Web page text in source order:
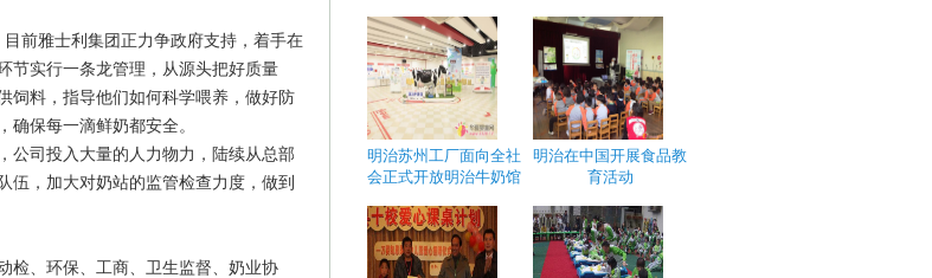
前雅士利集团正力争政府支持，着手在
节实行一条龙管理，从源头把好质量
饲料，指导他们如何科学喂养，做好防
保每一滴鲜奶都安全。
司投入大量的人力物力，陆续从总部
伍，加大对奶站的监管检查力度，做到
、环保、工商、卫生监督、奶业协
明治苏州工厂面向全社
会正式开放明治牛奶馆
明治在中国开展食品教
育活动